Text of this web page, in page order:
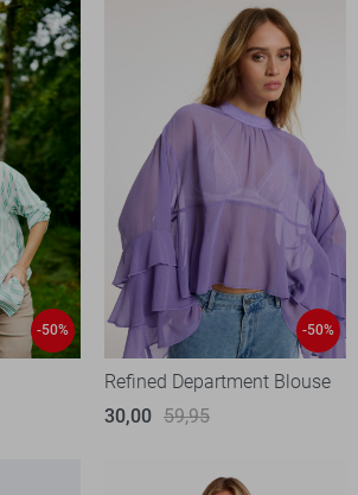
-50% -50%
Refined Department Blouse
30,00 59,95